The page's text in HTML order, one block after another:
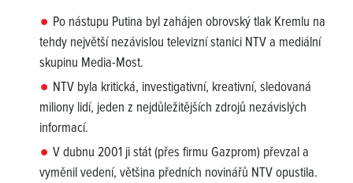
Po nástupu Putina byl zahájen obrovský tlak Kremlu na
tehdy největší nezávislou televizní stanici NTV a mediální
skupinu Media-Most.
NTV byla kritická, investigativní, kreativní, sledovaná
miliony lidí, jeden z nejdůležitějších zdrojů nezávislých
informací.
V dubnu 2001 ji stát (přes firmu Gazprom) převzal a
vyměnil vedení, většina předních novinářů NTV opustila.